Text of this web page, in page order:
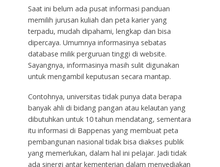
Saat ini belum ada pusat informasi panduan
memilih jurusan kuliah dan peta karier yang
terpadu, mudah dipahami, lengkap dan bisa
dipercaya. Umumnya informasinya sebatas
database milik perguruan tinggi di website.
Sayangnya, informasinya masih sulit digunakan
untuk mengambil keputusan secara mantap.
Contohnya, universitas tidak punya data berapa
banyak ahli di bidang pangan atau kelautan yang
dibutuhkan untuk 10 tahun mendatang, sementara
itu informasi di Bappenas yang membuat peta
pembangunan nasional tidak bisa diakses publik
yang memerlukan, dalam hal ini pelajar. Jadi tidak
ada sinergi antar kementerian dalam menyediakan